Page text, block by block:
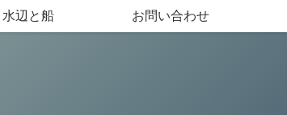
水辺と船 お問い合わせ